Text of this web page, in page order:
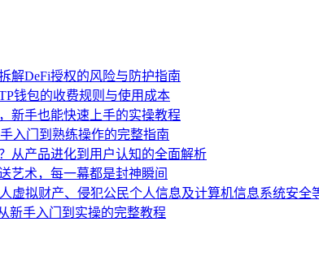
解DeFi授权的风险与防护指南
钱包的收费规则与使用成本
新手也能快速上手的实操教程
入门到熟练操作的完整指南
从产品进化到用户认知的全面解析
艺术，每一幕都是封神瞬间
虚拟财产、侵犯公民个人信息及计算机信息系统安
新手入门到实操的完整教程